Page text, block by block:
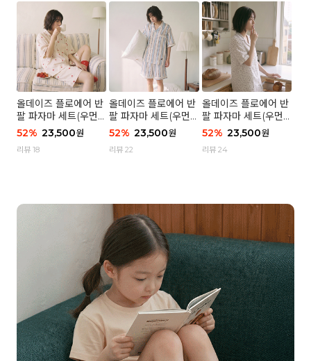
올데이즈 플로에어 반
팔 파자마 세트(우먼)
- 04 하트 컨페티
52% 23,500원
리뷰 18
올데이즈 플로에어 반
팔 파자마 세트(우먼)
- 03 브리즈 스트라이
52% 23,500원
리뷰 22
올데이즈 플로에어 반
팔 파자마 세트(우먼)
- 01 포슬 가든
52% 23,500원
리뷰 24